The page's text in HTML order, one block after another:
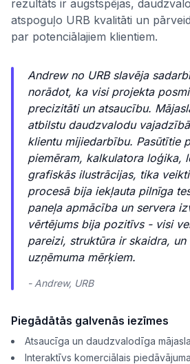
rezultāts ir augstspējas,
atspoguļo URB kvalitāti un
par potenciālajiem klientiem.
Andrew no URB slavēja
norādot, ka visi projekta
precizitāti un atsaucību.
atbilstu daudzvalodu
klientu mijiedarbību. Pasūtītie
piemēram, kalkulatora loģika,
grafiskās ilustrācijas, tika
procesā bija iekļauta pilnīga
paneļa apmācība un servera
vērtējums bija pozitīvs - visi
pareizi, struktūra ir skaidra, un
uzņēmuma mērķiem.
- Andrew, URB
Piegādātās galvenās iezīmes
Atsaucīga un daudzvalodīga
Interaktīvs komerciālais